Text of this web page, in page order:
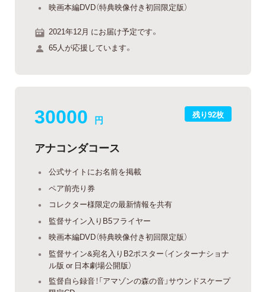
映画本編DVD（特典映像付き初回限定版）
2021年12月 にお届け予定です。
65人が応援しています。
残り92枚
30000 円
アナコンダコース
公式サイトにお名前を掲載
ペア前売り券
コレクター様限定の最新情報を共有
監督サイン入りB5フライヤー
映画本編DVD（特典映像付き初回限定版）
監督サイン&宛名入りB2ポスター（インターナショナ
ル版 or 日本劇場公開版）
監督自ら録音！「アマゾンの森の音」サウンドスケープ